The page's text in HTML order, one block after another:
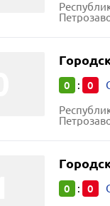
0 : 0
0 : 0